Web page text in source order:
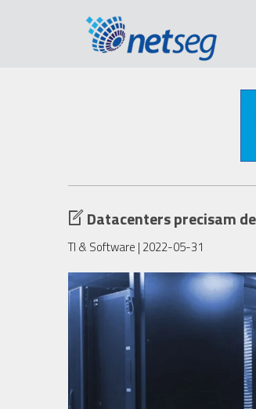
Datacenters precisam
TI & Software | 2022-05-31